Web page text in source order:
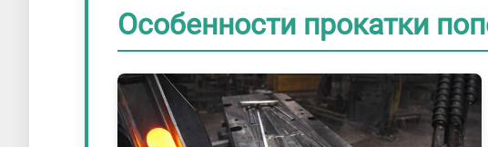
Особенности прокатки